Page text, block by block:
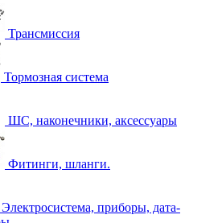
Трансмиссия
Тормозная система
ШС, наконечники, аксессуары
Фитинги, шланги.
Электросистема, приборы, дата-